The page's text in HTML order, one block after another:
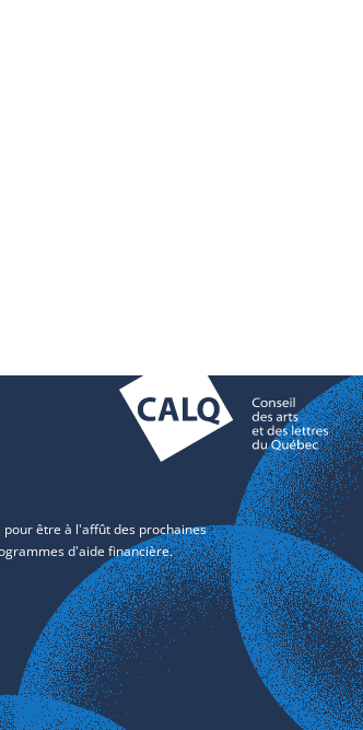
être à l'affût des prochaines
d'aide financière.